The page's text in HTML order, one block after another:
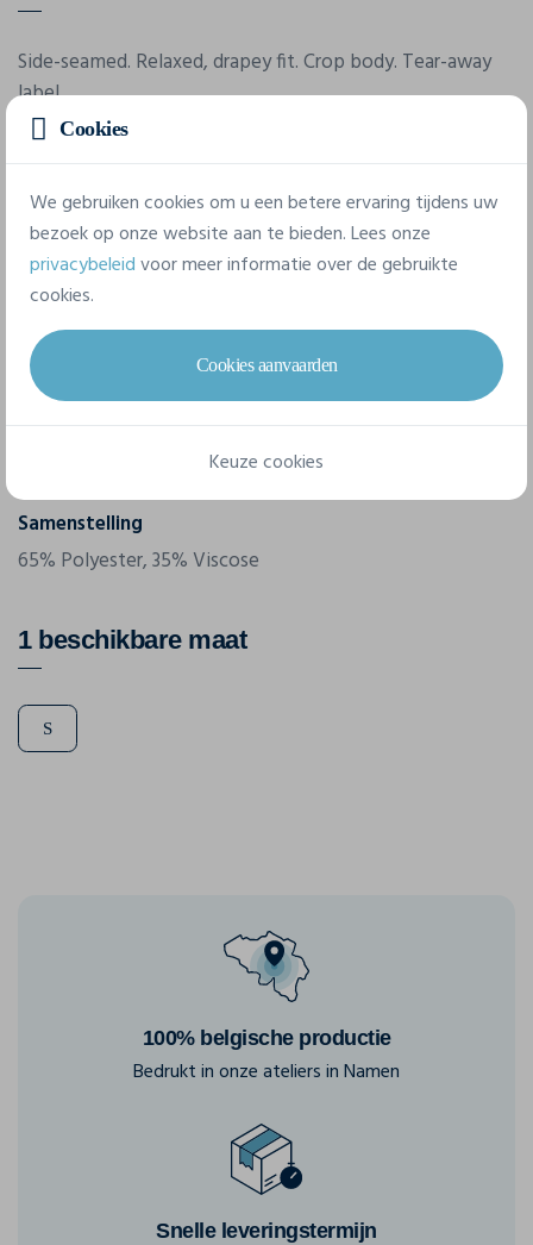
Side-seamed. Relaxed, drapey fit. Crop body. Tear-away
label.
Merk
Bella-Canvas
Referentie
8882
Gram/m²
Samenstelling
65% Polyester, 35% Viscose
1 beschikbare maat
S
100% belgische productie
Bedrukt in onze ateliers in Namen
Snelle leveringstermijn
Cookies
We gebruiken cookies om u een betere ervaring tijdens uw
bezoek op onze website aan te bieden. Lees onze
privacybeleidvoor meer informatie over de gebruikte
cookies.
Cookies aanvaarden
Keuze cookies